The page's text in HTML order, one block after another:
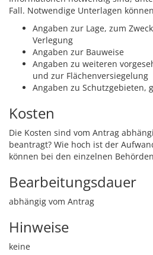
Fall. Notwendige Unterlagen
Angaben zur Lage, zum
Verlegung
Angaben zur Bauweise
Angaben zu weiteren
und zur Flächenversiegelung
Angaben zu Schutzgebieten,
Kosten
Die Kosten sind vom Antrag
beantragt? Wie hoch ist der
können bei den einzelnen
Bearbeitungsdauer
abhängig vom Antrag
Hinweise
keine